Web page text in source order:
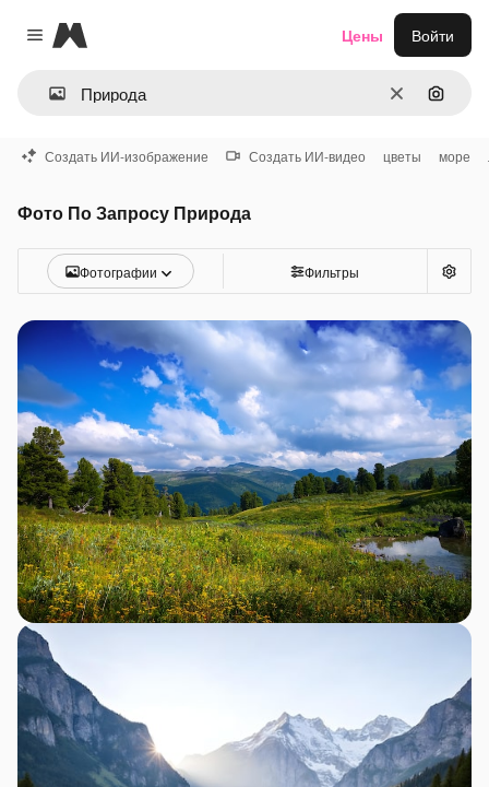
Close menu
Magnific
ОчиститьПоиск
Цены Войти
Создать ИИ-изображение Создать ИИ-видео цветы море
Фото По Запросу Природа
Фотографии Фильтры